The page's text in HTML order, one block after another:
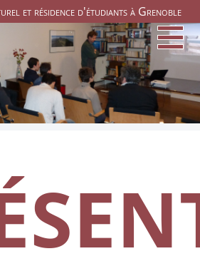
et résidence d'étudiants à Grenoble